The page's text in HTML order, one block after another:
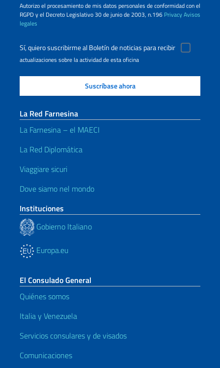
Autorizo ​​el procesamiento de mis datos personales de conformidad con el
RGPD y el Decreto Legislativo 30 de junio de 2003, n.196 PrivacyAvisos
legales
Sí, quiero suscribirme al Boletín de noticias para recibir
actualizaciones sobre la actividad de esta oficina
La Red Farnesina
La Farnesina – el MAECI
La Red Diplomática
Viaggiare sicuri
Dove siamo nel mondo
Instituciones
Gobierno Italiano
Europa.eu
El Consulado General
Quiénes somos
Italia y Venezuela
Servicios consulares y de visados
Comunicaciones